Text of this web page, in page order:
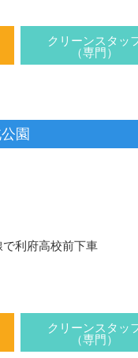
クリーンスタッ
（専門）
園
利府高校前下車
クリーンスタッ
（専門）